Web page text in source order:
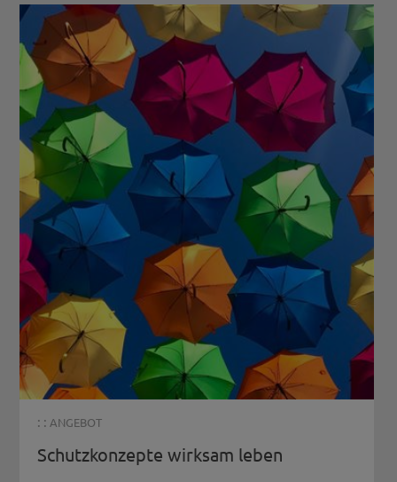
: : ANGEBOT
Schutzkonzepte wirksam leben